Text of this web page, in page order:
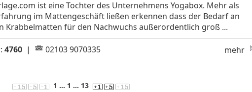
ist eine Tochter des Unternehmens Yogabox. Mehr als
im Mattengeschäft ließen erkennen dass der Bedarf an
Krabbelmatten für den Nachwuchs außerordentlich groß ...
4760 | 02103 9070335 mehr
1 ... 1 ... 13